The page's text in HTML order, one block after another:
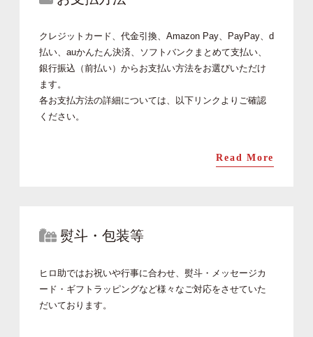
クレジットカード、代金引換、Amazon Pay、PayPay、d
払い、auかんたん決済、ソフトバンクまとめて支払い、
銀行振込（前払い）からお支払い方法をお選びいただけ
ます。
各お支払方法の詳細については、以下リンクよりご確認
ください。
Read More
熨斗・包装等
ヒロ助ではお祝いや行事に合わせ、熨斗・メッセージカ
ード・ギフトラッピングなど様々なご対応をさせていた
だいております。